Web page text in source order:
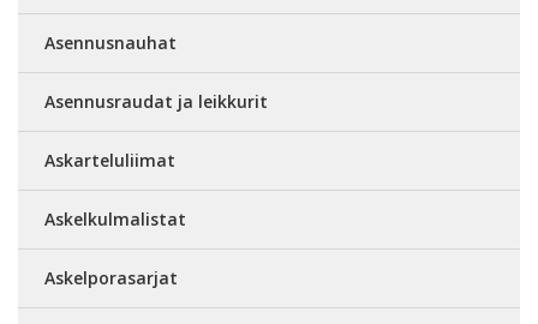
Asennusnauhat
Asennusraudat ja leikkurit
Askarteluliimat
Askelkulmalistat
Askelporasarjat